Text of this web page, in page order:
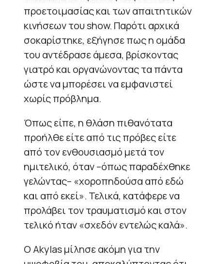
προετοιμασίας και των απαιτητικών
κινήσεων του show. Παρότι αρχικά
σοκαρίστηκε, εξήγησε πως η ομάδα
του αντέδρασε άμεσα, βρίσκοντας
γιατρό και οργανώνοντας τα πάντα
ώστε να μπορέσει να εμφανιστεί
χωρίς πρόβλημα.
Όπως είπε, η θλάση πιθανότατα
προήλθε είτε από τις πρόβες είτε
από τον ενθουσιασμό μετά τον
ημιτελικό, όταν –όπως παραδέχθηκε
γελώντας– «χοροπηδούσα από εδώ
και από εκεί». Τελικά, κατάφερε να
προλάβει τον τραυματισμό και στον
τελικό ήταν «σχεδόν εντελώς καλά».
Ο Akylas μίλησε ακόμη για την